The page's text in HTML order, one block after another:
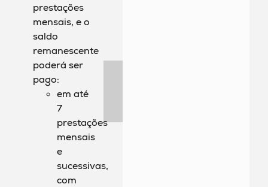
prestações
mensais, e o
saldo
remanescente
poderá ser
pago:
em até
7
prestações
mensais
e
sucessivas,
com